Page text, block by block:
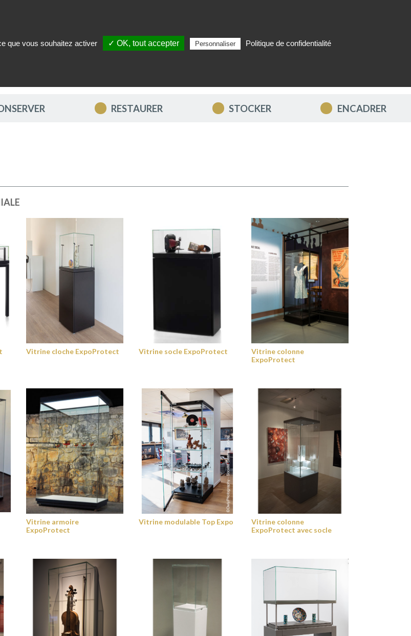
RESTAURER STOCKER ENCADRER
Vitrine cloche ExpoProtect Vitrine socle ExpoProtect
Vitrine colonne
ExpoProtect
Vitrine armoire
ExpoProtect
Vitrine modulable Top Expo
Vitrine colonne
ExpoProtect avec socle
que vous souhaitez activer ✓ OK, tout accepter Personnaliser Politique de confidentialité